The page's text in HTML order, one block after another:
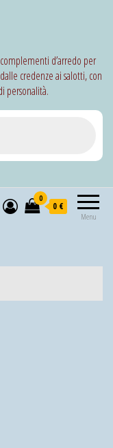
d’arredo per
credenze ai salotti, con
personalità.
Menu
0
0 €